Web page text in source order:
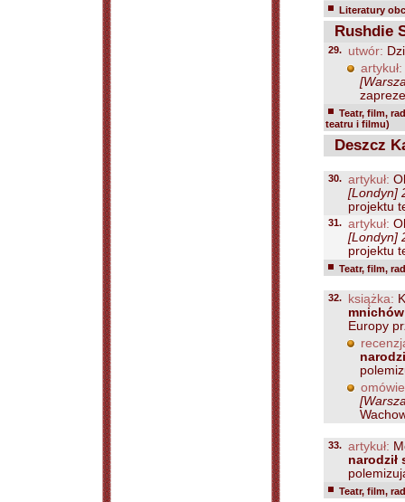
Literatury
Rushdie
29. utwór:
artykuł:
Teatr, film,
teatru i filmu)
Deszcz
30. artykuł:
[Londyn]
projektu
31. artykuł:
[Londyn]
projektu
Teatr, film,
32. książka:
Europy
33. artykuł:
narodził
Teatr, film,